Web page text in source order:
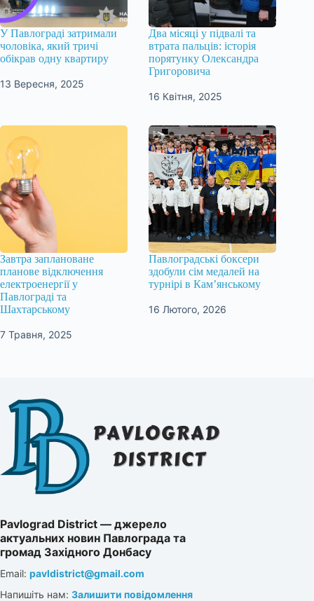
У Павлограді затримали
чоловіка, який тричі
обікрав одну квартиру
13 Вересня, 2025
Два місяці у підвалі та
втрата пальців: історія
порятунку Олександра
Григоровича
16 Квітня, 2025
Завтра заплановане
планове відключення
електроенергії у
Павлограді та
Шахтарському
7 Травня, 2025
Павлоградські боксери
здобули сім медалей на
турнірі в Кам’янському
16 Лютого, 2026
Pavlograd District — джерело
актуальних новин Павлограда та
громад Західного Донбасу
Email: pavldistrict@gmail.com
Напишіть нам: Залишити повідомлення